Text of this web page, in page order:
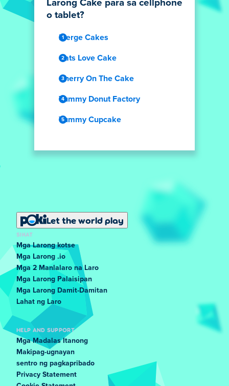
Larong Cake para sa cellphone
o tablet?
Merge Cakes
Cats Love Cake
Cherry On The Cake
Yummy Donut Factory
Yummy Cupcake
Let the world play
SIKAT
Mga Larong kotse
Mga Larong .io
Mga 2 Manlalaro na Laro
Mga Larong Palaisipan
Mga Larong Damit-Damitan
Lahat ng Laro
HELP AND SUPPORT
Mga Madalas Itanong
Makipag-ugnayan
sentro ng pagkapribado
Privacy Statement